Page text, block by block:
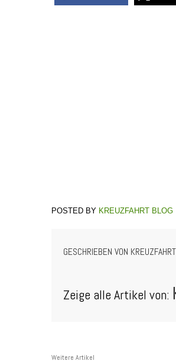
KREUZFAHRT BLOG
GESCHRIEBEN VON
Zeige alle Artikel von:
Weitere Artikel